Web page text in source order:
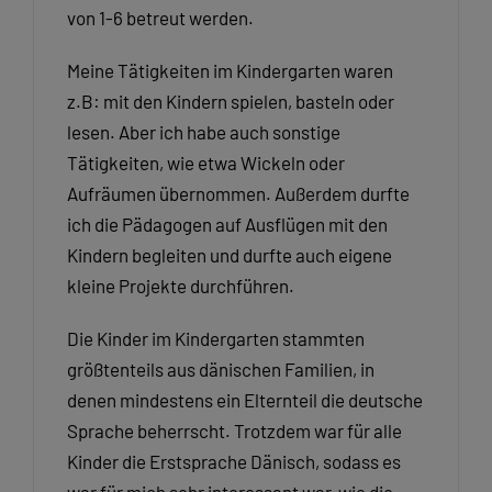
von 1-6 betreut werden.
Meine Tätigkeiten im Kindergarten waren
z.B: mit den Kindern spielen, basteln oder
lesen. Aber ich habe auch sonstige
Tätigkeiten, wie etwa Wickeln oder
Aufräumen übernommen. Außerdem durfte
ich die Pädagogen auf Ausflügen mit den
Kindern begleiten und durfte auch eigene
kleine Projekte durchführen.
Die Kinder im Kindergarten stammten
größtenteils aus dänischen Familien, in
denen mindestens ein Elternteil die deutsche
Sprache beherrscht. Trotzdem war für alle
Kinder die Erstsprache Dänisch, sodass es